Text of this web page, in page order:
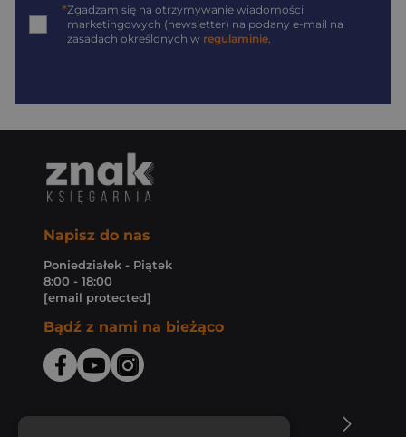
*Zgadzam się na otrzymywanie wiadomości
marketingowych (newsletter) na podany e-mail na
zasadach określonych w regulaminie
Napisz do nas
Poniedziałek - Piątek
8:00 - 18:00
[email protected]
Bądź z nami na bieżąco